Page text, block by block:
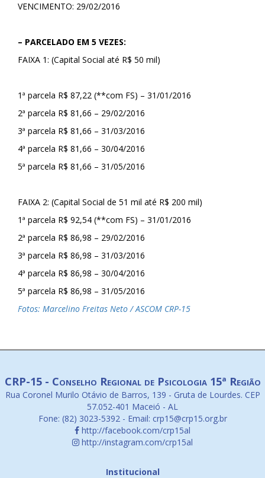
VENCIMENTO: 29/02/2016
– PARCELADO EM 5 VEZES:
FAIXA 1: (Capital Social até R$ 50 mil)
1ª parcela R$ 87,22 (**com FS) – 31/01/2016
2ª parcela R$ 81,66 – 29/02/2016
3ª parcela R$ 81,66 – 31/03/2016
4ª parcela R$ 81,66 – 30/04/2016
5ª parcela R$ 81,66 – 31/05/2016
FAIXA 2: (Capital Social de 51 mil até R$ 200 mil)
1ª parcela R$ 92,54 (**com FS) – 31/01/2016
2ª parcela R$ 86,98 – 29/02/2016
3ª parcela R$ 86,98 – 31/03/2016
4ª parcela R$ 86,98 – 30/04/2016
5ª parcela R$ 86,98 – 31/05/2016
Fotos: Marcelino Freitas Neto / ASCOM CRP-15
CRP-15 - Conselho Regional de Psicologia 15ª Região
Rua Coronel Murilo Otávio de Barros, 139 - Gruta de Lourdes. CEP
57.052-401 Maceió - AL
Fone: (82) 3023-5392 - Email: crp15@crp15.org.br
http://facebook.com/crp15al
http://instagram.com/crp15al
Institucional